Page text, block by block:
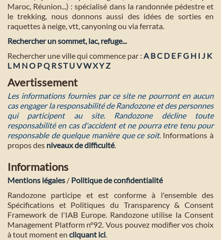
Maroc, Réunion...) : spécialisé dans la randonnée pédestre et
le trekking, nous donnons aussi des idées de sorties en
raquettes à neige, vtt, canyoning ou via ferrata.
Rechercher un sommet, lac, refuge...
Rechercher une ville qui commence par : A BC D E FG H I J K
L M NO PQ RST U VWXYZ
Avertissement
Les informations fournies par ce site ne pourront en aucun
cas engager la responsabilité de Randozone et des personnes
qui participent au site. Randozone décline toute
responsabilité en cas d'accident et ne pourra etre tenu pour
responsable de quelque manière que ce soit. Informations à
propos des niveaux de difficulté.
Informations
Mentions légales / Politique de confidentialité
Randozone participe et est conforme à l'ensemble des
Spécifications et Politiques du Transparency & Consent
Framework de l'IAB Europe. Randozone utilise la Consent
Management Platform n°92. Vous pouvez modifier vos choix
à tout moment en cliquant ici.